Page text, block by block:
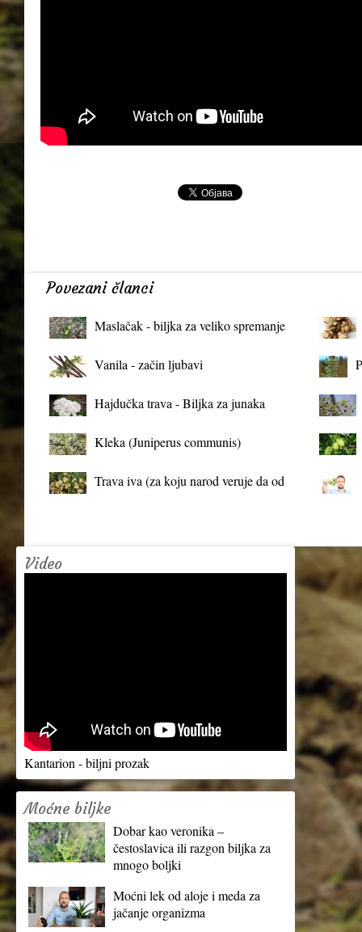
Povezani članci
Maslačak - biljka za veliko spremanje
Vanila - začin ljubavi
Hajdučka trava - Biljka za junaka
Kleka (Juniperus communis)
Trava iva (za koju narod veruje da od
Video
Kantarion - biljni prozak
Moćne biljke
Dobar kao veronika –
čestoslavica ili razgon biljka za
mnogo boljki
Moćni lek od aloje i meda za
jačanje organizma